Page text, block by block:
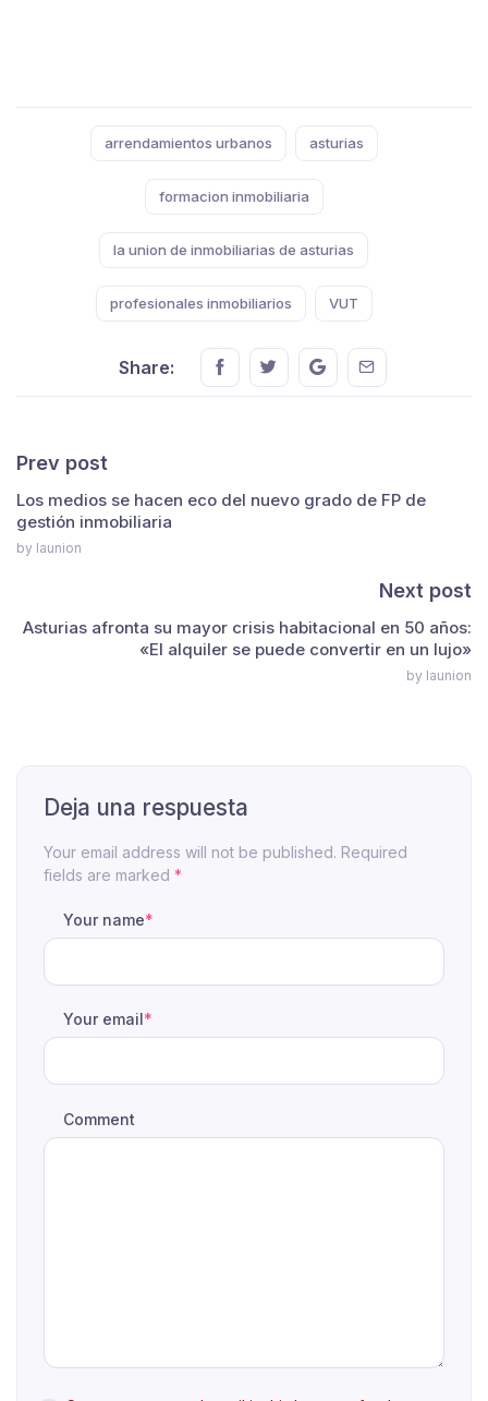
arrendamientos urbanos asturias
formacion inmobiliaria
la union de inmobiliarias de asturias
profesionales inmobiliarios VUT
Share: Share this on FaceBook
Share this on Twitter
Share this on GMail
Share this on
Prev post
Los medios se hacen eco del nuevo grado de FP de
gestión inmobiliaria
by launion
Next post
Asturias afronta su mayor crisis habitacional en 50 años:
«El alquiler se puede convertir en un lujo»
by launion
Deja una respuesta
Your email address will not be published. Required
fields are marked *
Comment
Your name*
Your email*